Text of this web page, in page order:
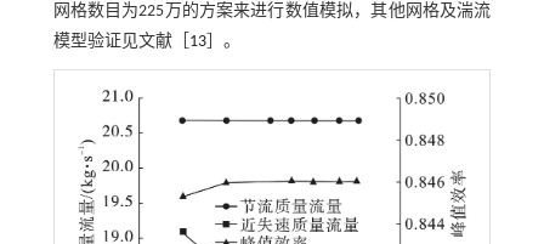
网格数目为225万的方案来进行数值模拟，其他网格及湍流
模型验证见文献［ 13］。